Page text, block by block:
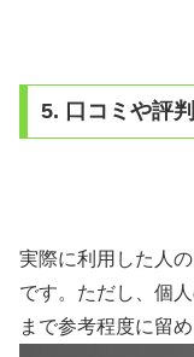
5. 口コミや評判
実際に利用した人の
です。ただし、個
まで参考程度に留め